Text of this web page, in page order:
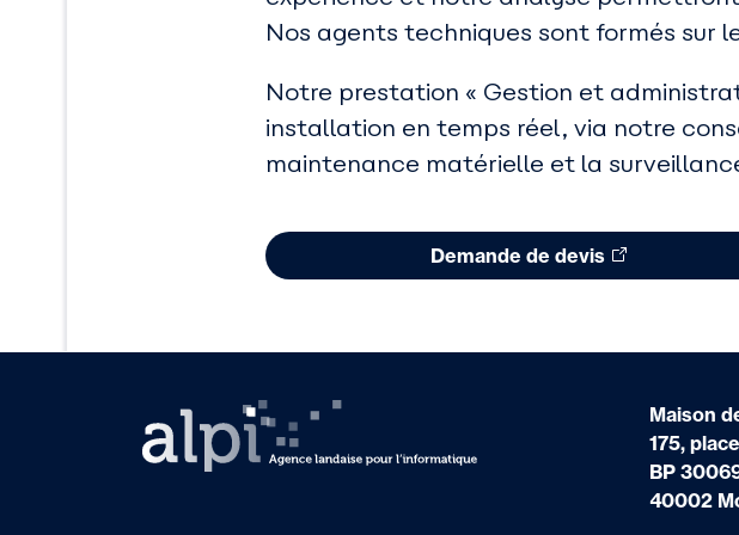
Nos agents techniques sont formés sur
Notre prestation « Gestion et
installation en temps réel, via notre
maintenance matérielle et la
Demande de devis
Maison
175,
BP
40002